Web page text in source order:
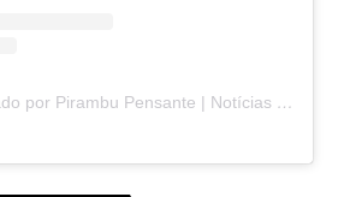
Um post compartilhado por Pirambu Pensante | Notícias & Entretenimento (@pirambupensante)